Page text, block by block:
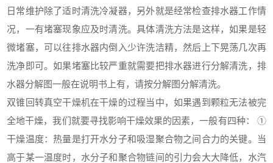
日常维护除了适时清洗冷凝器，另外就是经常检查排水器工作情
况，一有堵塞现象应及时清洗。具体清洗方法是这样，如果是轻
微堵塞，可以往排水器内倒入少许洗洁精，然后上下晃荡几次再
洗净即可。如果堵塞比较严重就需要把排水器进行分解清洗，排
水器分解图一般在说明书上有，请按分解图分解清洗。
双锥回转真空干燥机在干燥的过程当中，如果遇到颗粒无法被完
全地干燥，我们就要寻找影响干燥效果的因素，一般有四种： ①
干燥温度：热量是打开水分子和吸湿聚合物之间合力的关键。当
高于某一温度时，水分子和聚合物链间的引力会大大降低，水汽